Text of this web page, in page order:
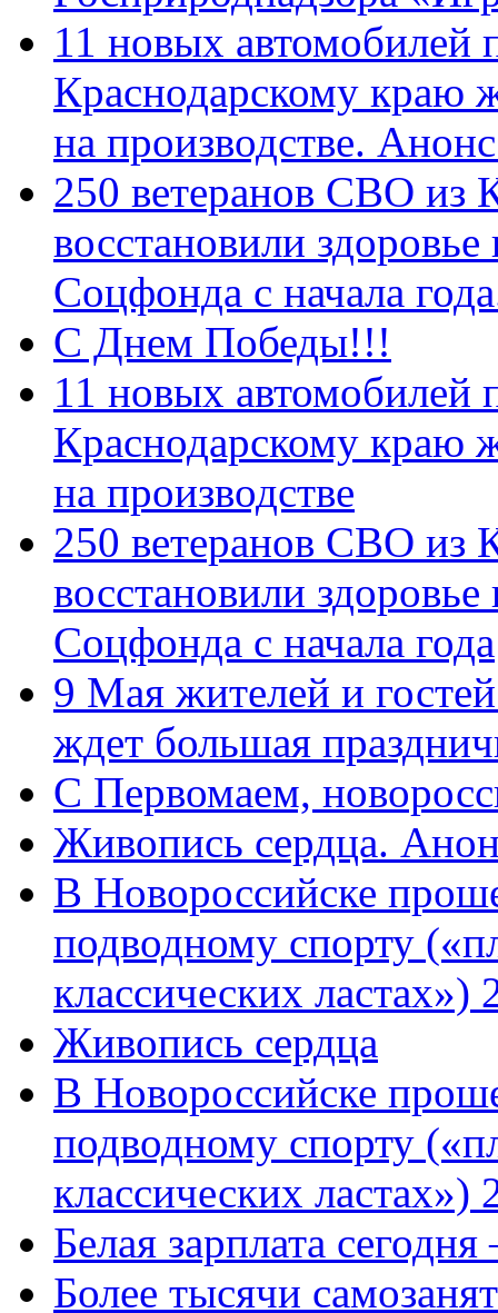
11 новых автомобилей
Краснодарскому краю
на производстве.
250 ветеранов СВО из
восстановили
Соцфонда с начала
С Днем Победы!!!
11 новых автомобилей
Краснодарскому краю
на производстве
250 ветеранов СВО из
восстановили
Соцфонда с начала года
9 Мая жителей и
ждет большая
C Первомаем,
Живопись сердца.
В Новороссийске
подводному спорту
классических
Живопись сердца
В Новороссийске
подводному спорту
классических ластах»)
Белая зарплата
Более тысячи